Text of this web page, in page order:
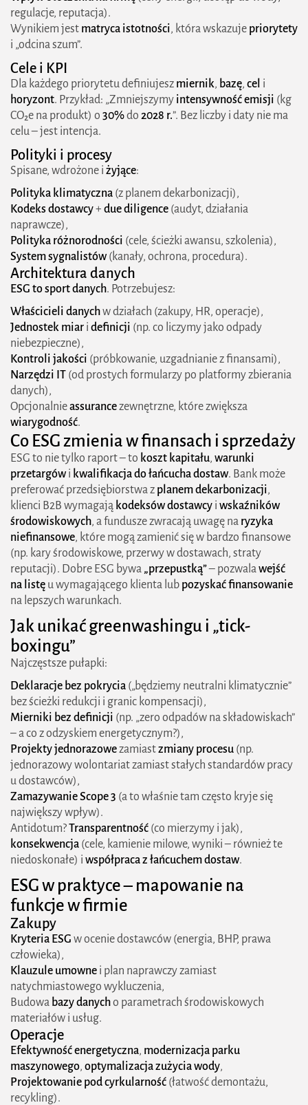
regulacje, reputacja).
Wynikiem jest matryca istotności, która wskazuje priorytety
i „odcina szum”.
Cele i KPI
Dla każdego priorytetu definiujesz miernik, bazę, cel i
horyzont. Przykład: „Zmniejszymy intensywność emisji (kg
CO₂e na produkt) o 30%do 2028 r.”. Bez liczby i daty nie ma
celu – jest intencja.
Polityki i procesy
Spisane, wdrożone i żyjące:
Polityka klimatyczna (z planem dekarbonizacji),
Kodeks dostawcy+ due diligence (audyt, działania
naprawcze),
Polityka różnorodności (cele, ścieżki awansu, szkolenia),
System sygnalistów (kanały, ochrona, procedura).
Architektura danych
ESG to sport danych. Potrzebujesz:
Właścicieli danychw działach (zakupy, HR, operacje),
Jednostek miar i definicji (np. co liczymy jako odpady
niebezpieczne),
Kontroli jakości (próbkowanie, uzgadnianie z finansami),
Narzędzi IT (od prostych formularzy po platformy zbierania
danych),
Opcjonalnieassurancezewnętrzne, które zwiększa
wiarygodność.
Co ESG zmienia w finansach i sprzedaży
ESG to nie tylko raport – to koszt kapitału, warunki
przetargów i kwalifikacja do łańcucha dostaw. Bank może
preferować przedsiębiorstwa z planem dekarbonizacji,
klienci B2B wymagają kodeksów dostawcy i wskaźników
środowiskowych, a fundusze zwracają uwagę na ryzyka
niefinansowe, które mogą zamienić się w bardzo finansowe
(np. kary środowiskowe, przerwy w dostawach, straty
reputacji). Dobre ESG bywa „przepustką”– pozwalawejść
na listę u wymagającego klienta lub pozyskać finansowanie
na lepszych warunkach.
Jak unikaćgreenwashingui „tick-
boxingu”
Najczęstsze pułapki:
Deklaracje bez pokrycia („będziemy neutralni klimatycznie”
bez ścieżki redukcji i granic kompensacji),
Mierniki bez definicji (np. „zero odpadów na składowiskach”
– a co z odzyskiem energetycznym?),
Projekty jednorazowezamiastzmiany procesu (np.
jednorazowy wolontariat zamiast stałych standardów pracy
u dostawców),
Zamazywanie Scope 3 (a to właśnie tam często kryje się
największy wpływ).
Antidotum?Transparentność (co mierzymy i jak),
konsekwencja (cele, kamienie milowe, wyniki – również te
niedoskonałe) i współpraca z łańcuchem dostaw.
ESG w praktyce – mapowanie na
funkcje w firmie
Zakupy
Kryteria ESG w ocenie dostawców (energia, BHP, prawa
człowieka),
Klauzule umowne i plan naprawczy zamiast
natychmiastowego wykluczenia,
Budowa bazy danycho parametrach środowiskowych
materiałów i usług.
Operacje
Efektywność energetyczna, modernizacja parku
maszynowego, optymalizacja zużycia wody,
Projektowanie pod cyrkularność (łatwość demontażu,
recykling).
Mini-studium jak wygląda rok z ESG w firmie
średniej wielkości
Lista kontrolna „dzisiaj vs. za 6 miesięcy”
Esencja części trzeciej
FAQ ESG – co to
ESG co to znaczy w praktyce?
Na czym polega różnica między ESG a CSR?
Kto musi raportować ESG i według jakich
standardów?
Jakie są korzyści biznesowe z ESG?
Od czego zacząć wdrażanie ESG w firmie?